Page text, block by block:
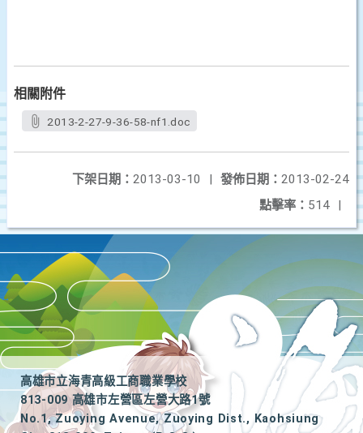
相關附件
2013-2-27-9-36-58-nf1.doc
發佈日期： 2013-02-24
下架日期： 2013-03-10
|
點擊率： 514 |
高雄市立海青高級工商職業學校
813-009 高雄市左營區左營大路1號
No.1, Zuoying Avenue, Zuoying Dist., Kaohsiung